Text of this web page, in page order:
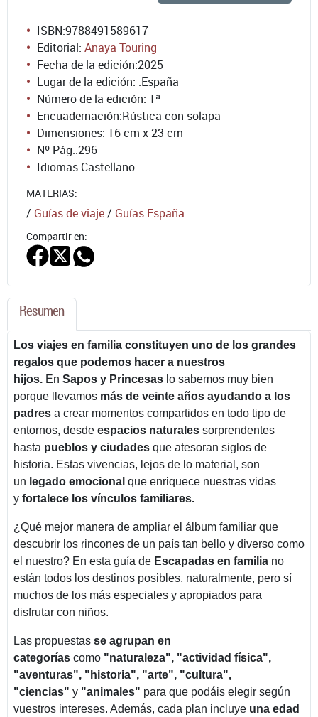
ISBN:9788491589617
Editorial: Anaya Touring
Fecha de la edición:2025
Lugar de la edición: .España
Número de la edición: 1ª
Encuadernación:Rústica con solapa
Dimensiones: 16 cm x 23 cm
Nº Pág.:296
Idiomas:Castellano
MATERIAS:
/ Guías de viaje/ Guías España
Compartir en:
Resumen
Los viajes en familia constituyen uno de los grandes
regalos que podemos hacer a nuestros
hijos. En Sapos y Princesas lo sabemos muy bien
porque llevamos más de veinte años ayudando a los
padres a crear momentos compartidos en todo tipo de
entornos, desde espacios naturales sorprendentes
hasta pueblos y ciudades que atesoran siglos de
historia. Estas vivencias, lejos de lo material, son
un legado emocional que enriquece nuestras vidas
y fortalece los vínculos familiares.
¿Qué mejor manera de ampliar el álbum familiar que
descubrir los rincones de un país tan bello y diverso como
el nuestro? En esta guía de Escapadas en familia no
están todos los destinos posibles, naturalmente, pero sí
muchos de los más especiales y apropiados para
disfrutar con niños.
Las propuestas se agrupan en
categorías como "naturaleza", "actividad física",
"aventuras", "historia", "arte", "cultura",
"ciencias" y "animales" para que podáis elegir según
vuestros intereses. Además, cada plan incluye una edad